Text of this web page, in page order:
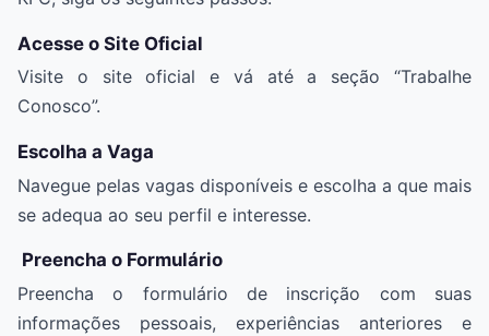
Acesse o Site Oficial
Visite o site oficial e vá até a seção “Trabalhe
Conosco”.
Escolha a Vaga
Navegue pelas vagas disponíveis e escolha a que mais
se adequa ao seu perfil e interesse.
Preencha o Formulário
Preencha o formulário de inscrição com suas
informações pessoais, experiências anteriores e